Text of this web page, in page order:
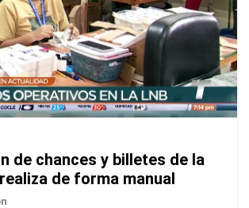
de chances y billetes de la
de forma manual